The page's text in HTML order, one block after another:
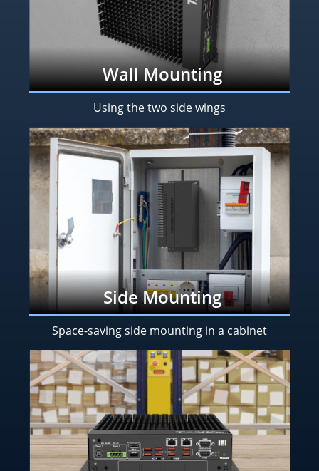
Wall Mounting
Using the two side wings
Side Mounting
Space-saving side mounting in a cabinet